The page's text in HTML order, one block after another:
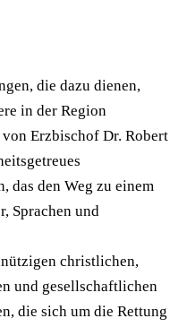
die dazu dienen,
in der Region
Erzbischof Dr. Robert
das den Weg zu einem
Sprachen und
christlichen,
und gesellschaftlichen
die sich um die Rettung